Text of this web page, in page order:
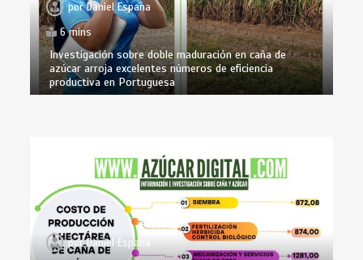
porDaniel Espana
6 mins
Investigación sobre doble maduración en caña de
azúcar arroja excelentes números de eficiencia
productiva en Portuguesa
porDaniel Espana